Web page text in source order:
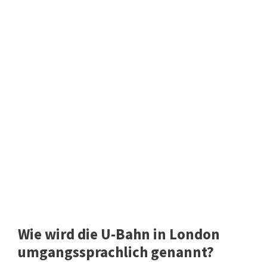
Wie wird die U-Bahn in London
umgangssprachlich genannt?